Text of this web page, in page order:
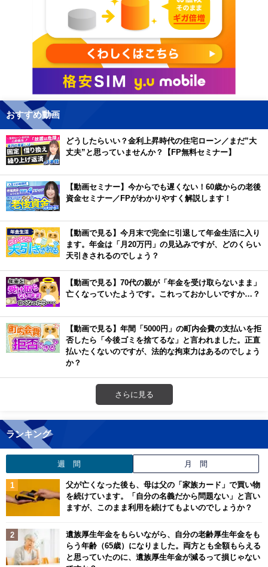
おすすめ動画
どうしたらいい？金利上昇時代の住宅ローン／まだ”大
丈夫”と思っていませんか？【FP無料セミナー】
【動画セミナー】今からでも遅くない！60歳からの老後
資金セミナー／FPがわかりやすく解説します！
【動画で見る】今月末で完全に引退して年金生活に入り
ます。年金は「月20万円」の見込みですが、どのくらい
天引きされるのでしょう？
【動画で見る】70代の親が「年金を受け取らないまま」
亡くなっていたようです。これっておかしいですか…？
【動画で見る】年間「5000円」の町内会費の支払いを拒
否したら「今後ゴミを捨てるな」と言われました。正直
払いたくないのですが、法的な拘束力はあるのでしょう
か？
さらに見る
ランキング
週 間 月 間
父が亡くなった後も、母は父の「家族カード」で買い物
を続けています。「自分の名義だから問題ない」と言い
ますが、このまま利用を続けてもよいのでしょうか？
遺族厚生年金をもらいながら、自分の老齢厚生年金をも
らう年齢（65歳）になりました。両方とも全額もらえる
と思っていたのに、遺族厚生年金が減るって損じゃない